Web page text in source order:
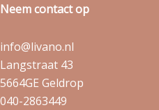
Neem contact op
info@livano.nl
Langstraat 43
5664GE Geldrop
040-2863449